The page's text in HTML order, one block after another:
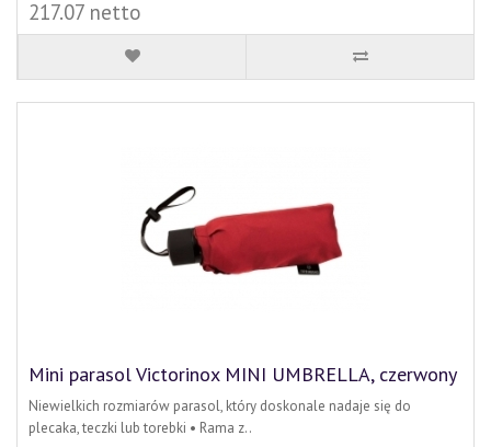
217.07 netto
Mini parasol Victorinox MINI UMBRELLA, czerwony
Niewielkich rozmiarów parasol, który doskonale nadaje się do
plecaka, teczki lub torebki • Rama z..